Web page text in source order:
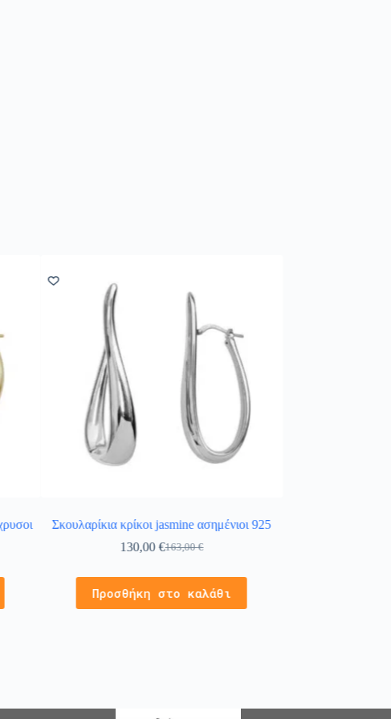
Σκουλαρίκια κρίκοι jasmine ασημένιοι 925
163,00€
130,00€
Προσθήκη στο καλάθι